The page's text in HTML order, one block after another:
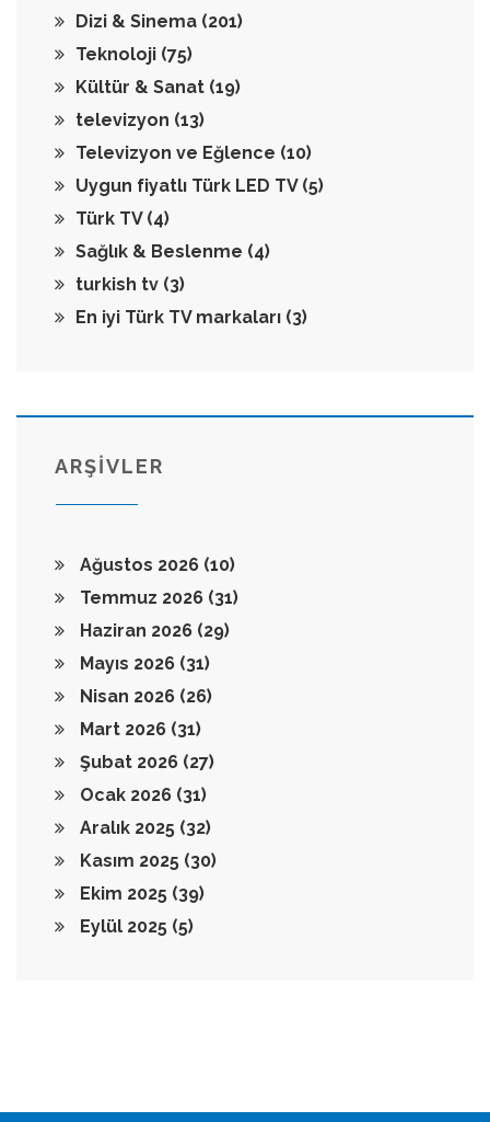
Dizi & Sinema (201)
Teknoloji (75)
Kültür & Sanat (19)
televizyon (13)
Televizyon ve Eğlence (10)
Uygun fiyatlı Türk LED TV (5)
Türk TV (4)
Sağlık & Beslenme (4)
turkish tv (3)
En iyi Türk TV markaları (3)
ARŞİVLER
Ağustos 2026 (10)
Temmuz 2026 (31)
Haziran 2026 (29)
Mayıs 2026 (31)
Nisan 2026 (26)
Mart 2026 (31)
Şubat 2026 (27)
Ocak 2026 (31)
Aralık 2025 (32)
Kasım 2025 (30)
Ekim 2025 (39)
Eylül 2025 (5)